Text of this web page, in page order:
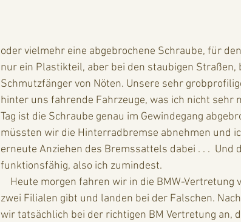
oder vielmehr eine abgebrochene Schraube, für
nur ein Plastikteil, aber bei den staubigen
Schmutzfänger von Nöten. Unsere sehr
hinter uns fahrende Fahrzeuge, was ich nicht sehr
Tag ist die Schraube genau im Gewindegang
müssten wir die Hinterradbremse abnehmen und
erneute Anziehen des Bremssattels dabei . . .
funktionsfähig, also ich zumindest.
zwei Filialen gibt und landen bei der Falschen.
wir tatsächlich bei der richtigen BM Vertretung an,